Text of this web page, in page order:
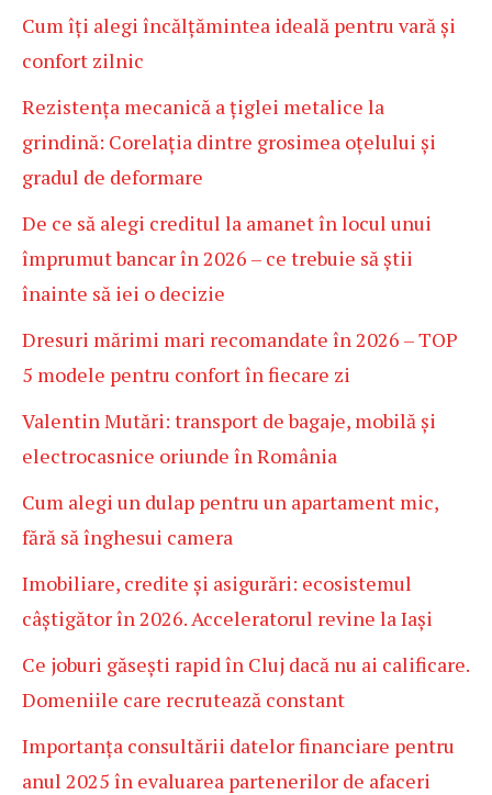
Cum îți alegi încălțămintea ideală pentru vară și
confort zilnic
Rezistența mecanică a țiglei metalice la
grindină: Corelația dintre grosimea oțelului și
gradul de deformare
De ce să alegi creditul la amanet în locul unui
împrumut bancar în 2026 – ce trebuie să știi
înainte să iei o decizie
Dresuri mărimi mari recomandate în 2026 – TOP
5 modele pentru confort în fiecare zi
Valentin Mutări: transport de bagaje, mobilă și
electrocasnice oriunde în România
Cum alegi un dulap pentru un apartament mic,
fără să înghesui camera
Imobiliare, credite și asigurări: ecosistemul
câștigător în 2026. Acceleratorul revine la Iași
Ce joburi găsești rapid în Cluj dacă nu ai calificare.
Domeniile care recrutează constant
Importanța consultării datelor financiare pentru
anul 2025 în evaluarea partenerilor de afaceri